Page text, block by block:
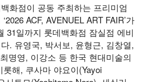
화점이 공동 주최하는 프리미엄
ACF, AVENUEL ART FAIR’가
31일까지 롯데백화점 잠실점 에비
. 유영국, 박서보, 윤형근, 김창열,
명영, 이강소 등 한국 현대미술의
해, 쿠사마 야요이(Yayoi